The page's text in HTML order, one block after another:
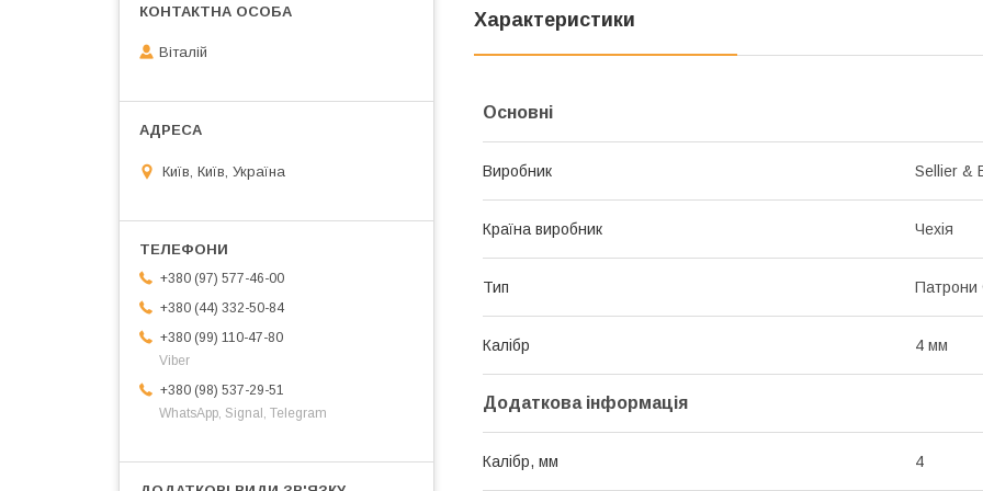
Характеристики
Основні
Виробник Sellier &
Країна виробник Чехія
Тип Патрони
Калібр 4 мм
Додаткова інформація
Калібр, мм 4
Віталій
Київ, Київ, Україна
+380 (97) 577-46-00
+380 (44) 332-50-84
+380 (99) 110-47-80
Viber
+380 (98) 537-29-51
WhatsApp, Signal, Telegram